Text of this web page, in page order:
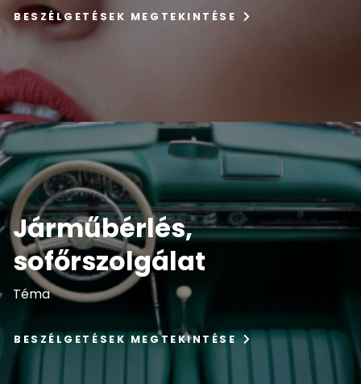
BESZÉLGETÉSEK MEGTEKINTÉSE
Járműbérlés,
sofőrszolgálat
Téma
BESZÉLGETÉSEK MEGTEKINTÉSE